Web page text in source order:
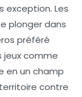
Les
plonger dans
préféré
jeux comme
en un champ
contre